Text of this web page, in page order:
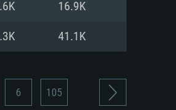
16.9K
41.1K
6 105